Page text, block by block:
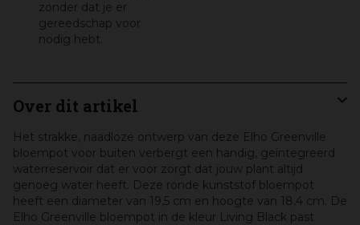
zonder dat je er
gereedschap voor
nodig hebt.
Over dit artikel
Het strakke, naadloze ontwerp van deze Elho Greenville
bloempot voor buiten verbergt een handig, geïntegreerd
waterreservoir dat er voor zorgt dat jouw plant altijd
genoeg water heeft. Deze ronde kunststof bloempot
heeft een diameter van 19,5 cm en hoogte van 18,4 cm. De
Elho Greenville bloempot in de kleur Living Black past